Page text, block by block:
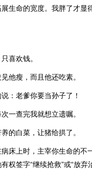
生命的宽度。我胖了才显
喜欢钱。
他瘦，而且他还吃素。
：老爹你要当孙子了！
一查完我就想立遗嘱。
的白菜，让猪给拱了。
床上时，主宰你生命的不
签字“继续抢救”或“放弃